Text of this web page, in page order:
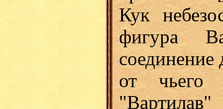
Кук
фигура
соединение
от чьего